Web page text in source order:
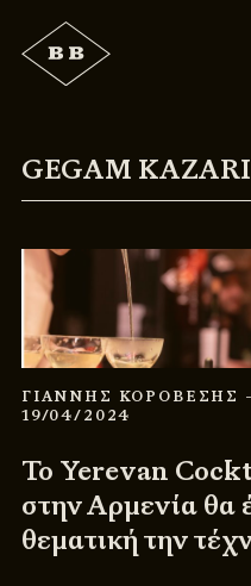
GEGAM
ΓΙΑΝΝΗΣ ΚΟΡΟΒΕΣΗΣ
19/04/2024
Το Yerevan
στην Αρμενία θα
θεματική την